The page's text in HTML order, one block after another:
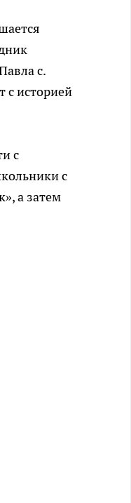
с.
с историей
с
с
а затем